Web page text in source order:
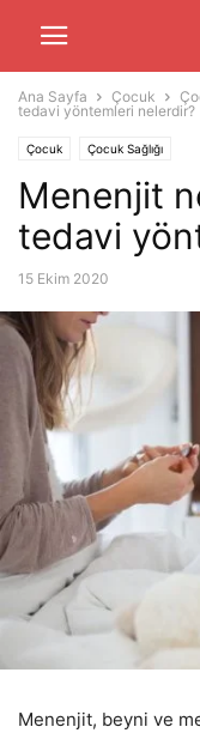
Ana Sayfa Çocuk
tedavi yöntemleri nelerdir?
Çocuk Çocuk Sağlığı
Menenjit
tedavi
15 Ekim 2020
Menenjit, beyni ve